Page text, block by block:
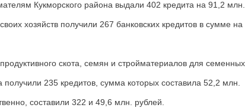
Кукморского района выдали 402 кредита на 91,2 млн.
хозяйств получили 267 банковских кредитов в сумме на
скота, семян и стройматериалов для семенных
235 кредитов, сумма которых составила 52,2 млн.
составили 322 и 49,6 млн. рублей.